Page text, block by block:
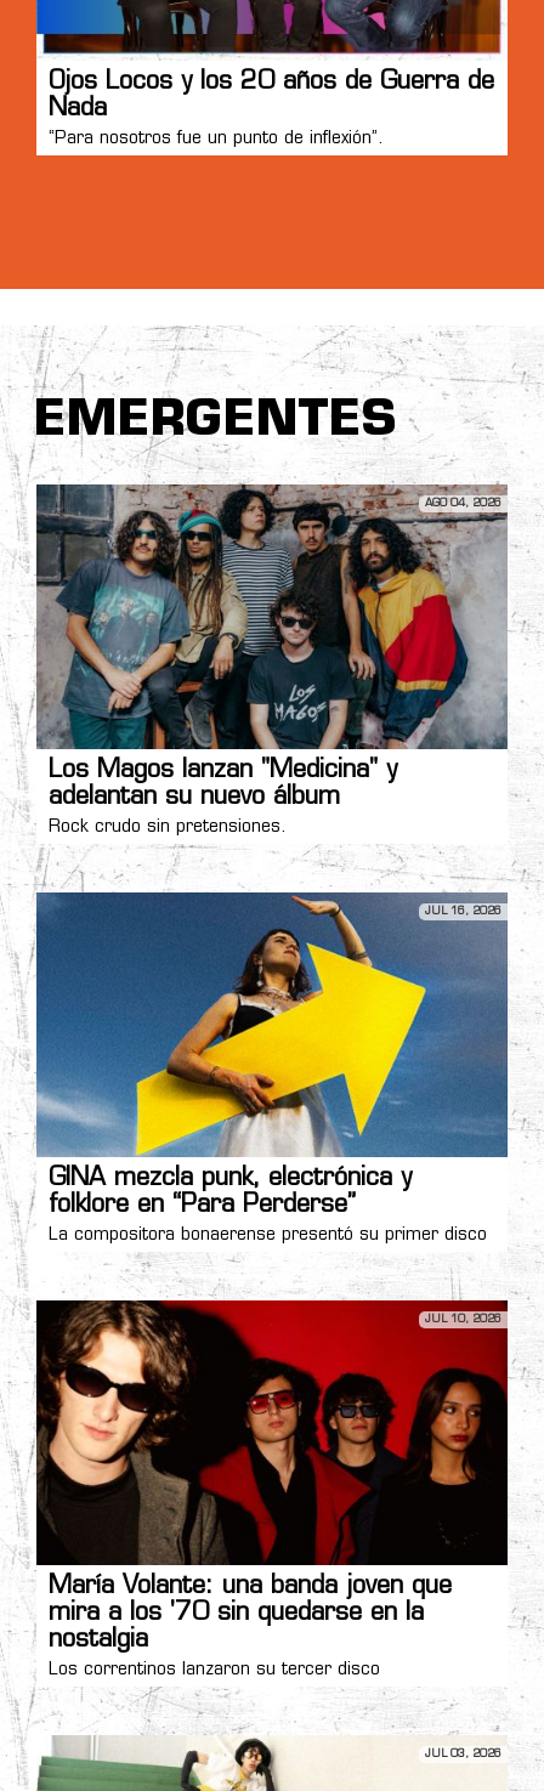
Ojos Locos y los 20 años de Guerra de
Nada
“Para nosotros fue un punto de inflexión”.
EMERGENTES
AGO 04, 2026
Los Magos lanzan "Medicina" y
adelantan su nuevo álbum
Rock crudo sin pretensiones.
JUL 16, 2026
GINA mezcla punk, electrónica y
folklore en “Para Perderse”
La compositora bonaerense presentó su primer disco
JUL 10, 2026
María Volante: una banda joven que
mira a los '70 sin quedarse en la
nostalgia
Los correntinos lanzaron su tercer disco
JUL 03, 2026